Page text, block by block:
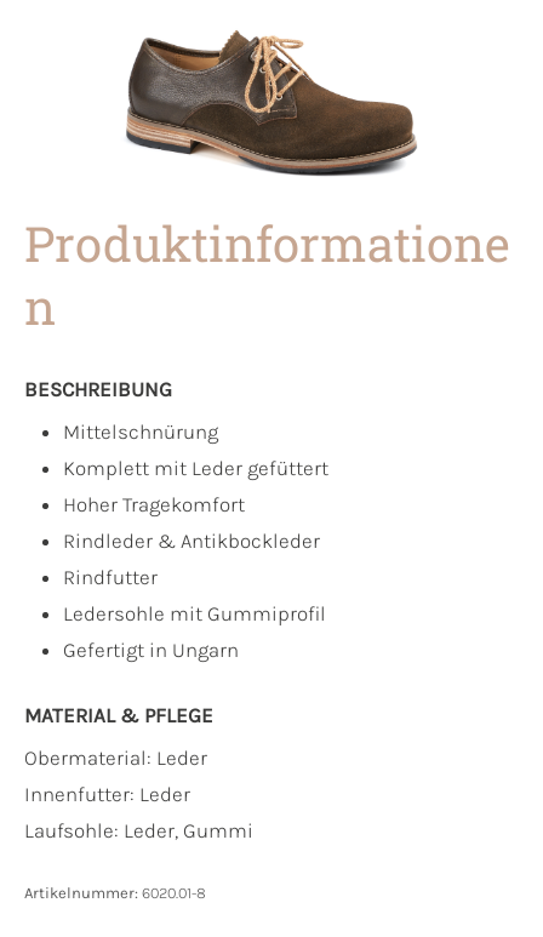
Produktinformatione
n
BESCHREIBUNG
Mittelschnürung
Komplett mit Leder gefüttert
Hoher Tragekomfort
Rindleder & Antikbockleder
Rindfutter
Ledersohle mit Gummiprofil
Gefertigt in Ungarn
MATERIAL & PFLEGE
Obermaterial: Leder
Innenfutter: Leder
Laufsohle: Leder, Gummi
Artikelnummer: 6020.01-8